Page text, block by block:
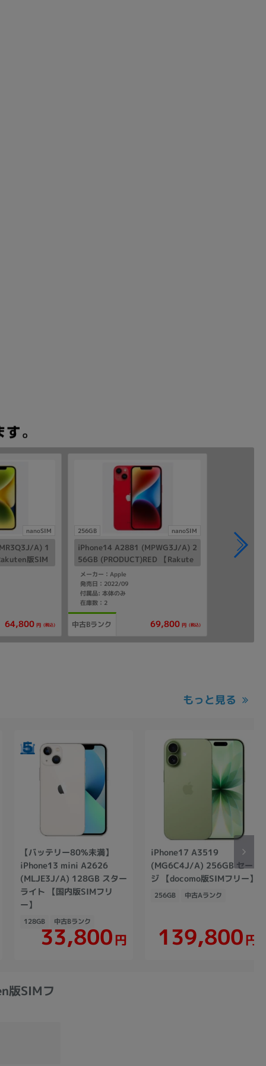
nanoSIM
A) 1
版SIM
64,800 円 (税込)
256GB nanoSIM
iPhone14 A2881 (MPWG3J/A) 2
56GB (PRODUCT)RED 【Rakute
n版SIMフリー】
メーカー：Apple
発売日：2022/09
付属品: 本体のみ
在庫数：2
中古Bランク 69,800 円 (税込)
もっと見る
【バッテリー80%未満】
iPhone13 mini A2626
(MLJE3J/A) 128GB スター
ライト 【国内版SIMフリ
ー】
128GB 中古Bランク
33,800円
iPhone17 A3519
(MG6C4J/A) 256GB セー
ジ 【docomo版SIMフリー】
256GB 中古Aランク
139,800円
版SIMフ